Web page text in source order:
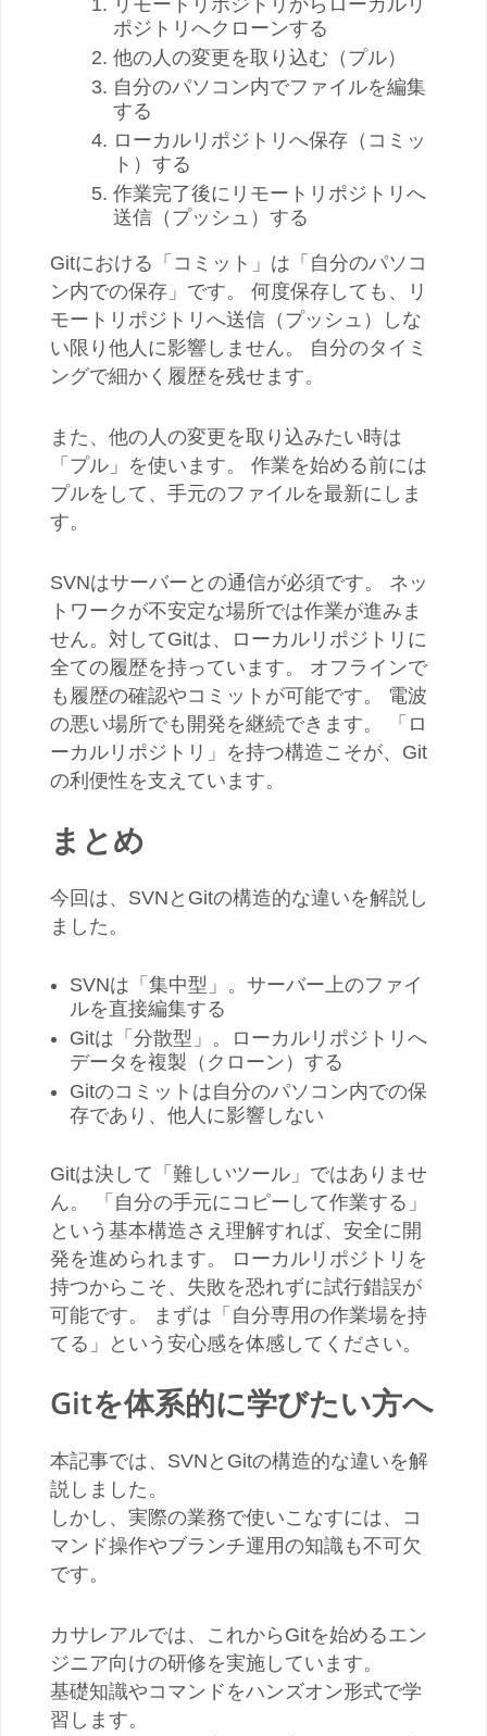
リモートリポジトリからローカルリ
ポジトリへクローンする
他の人の変更を取り込む（プル）
自分のパソコン内でファイルを編集
する
ローカルリポジトリへ保存（コミッ
ト）する
作業完了後にリモートリポジトリへ
送信（プッシュ）する
Gitにおける「コミット」は「自分のパソコ
ン内での保存」です。 何度保存しても、リ
モートリポジトリへ送信（プッシュ）しな
い限り他人に影響しません。 自分のタイミ
ングで細かく履歴を残せます。
また、他の人の変更を取り込みたい時は
「プル」を使います。 作業を始める前には
プルをして、手元のファイルを最新にしま
す。
SVNはサーバーとの通信が必須です。 ネッ
トワークが不安定な場所では作業が進みま
せん。対してGitは、ローカルリポジトリに
全ての履歴を持っています。 オフラインで
も履歴の確認やコミットが可能です。 電波
の悪い場所でも開発を継続できます。 「ロ
ーカルリポジトリ」を持つ構造こそが、Git
の利便性を支えています。
まとめ
今回は、SVNとGitの構造的な違いを解説し
ました。
SVNは「集中型」。サーバー上のファイ
ルを直接編集する
Gitは「分散型」。ローカルリポジトリへ
データを複製（クローン）する
Gitのコミットは自分のパソコン内での保
存であり、他人に影響しない
Gitは決して「難しいツール」ではありませ
ん。 「自分の手元にコピーして作業する」
という基本構造さえ理解すれば、安全に開
発を進められます。 ローカルリポジトリを
持つからこそ、失敗を恐れずに試行錯誤が
可能です。 まずは「自分専用の作業場を持
てる」という安心感を体感してください。
Gitを体系的に学びたい方へ
本記事では、SVNとGitの構造的な違いを解
説しました。
しかし、実際の業務で使いこなすには、コ
マンド操作やブランチ運用の知識も不可欠
です。
カサレアルでは、これからGitを始めるエン
ジニア向けの研修を実施しています。
基礎知識やコマンドをハンズオン形式で学
習します。